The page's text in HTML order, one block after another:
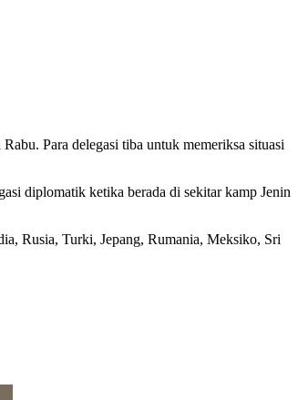
Para delegasi tiba untuk memeriksa situasi
diplomatik ketika berada di sekitar kamp Jenin
Rusia, Turki, Jepang, Rumania, Meksiko, Sri